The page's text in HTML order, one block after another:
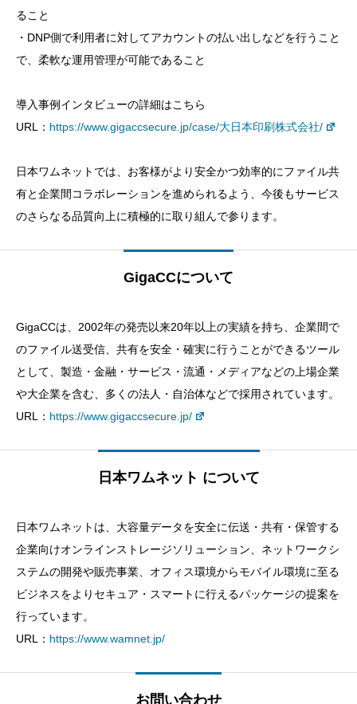
ること
・DNP側で利用者に対してアカウントの払い出しなどを行うこと
で、柔軟な運用管理が可能であること
導入事例インタビューの詳細はこちら
URL： https://www.gigaccsecure.jp/case/大日本印刷株式会社/
日本ワムネットでは、お客様がより安全かつ効率的にファイル共
有と企業間コラボレーションを進められるよう、今後もサービス
のさらなる品質向上に積極的に取り組んで参ります。
GigaCCについて
GigaCCは、2002年の発売以来20年以上の実績を持ち、企業間で
のファイル送受信、共有を安全・確実に行うことができるツール
として、製造・金融・サービス・流通・メディアなどの上場企業
や大企業を含む、多くの法人・自治体などで採用されています。
URL： https://www.gigaccsecure.jp/
日本ワムネット について
日本ワムネットは、大容量データを安全に伝送・共有・保管する
企業向けオンラインストレージソリューション、ネットワークシ
ステムの開発や販売事業、オフィス環境からモバイル環境に至る
ビジネスをよりセキュア・スマートに行えるパッケージの提案を
行っています。
URL： https://www.wamnet.jp/
お問い合わせ